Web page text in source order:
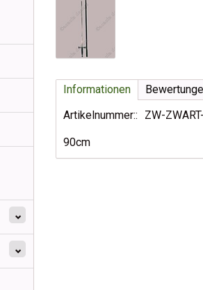
Informationen
Artikelnummer:: ZW-
90cm